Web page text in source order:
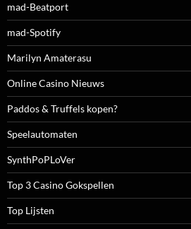
mad-Beatport
mad-Spotify
Marilyn Amaterasu
Online Casino Nieuws
Paddos & Truffels kopen?
Speelautomaten
SynthPoPLoVer
Top 3 Casino Gokspellen
Top Lijsten